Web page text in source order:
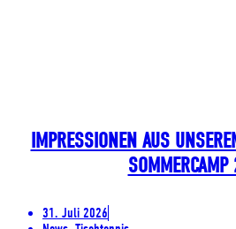
IMPRESSIONEN AUS
31. Juli 2026